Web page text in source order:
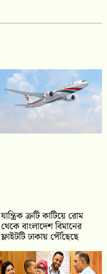
যান্ত্রিক ত্রুটি কাটিয়ে রোম
থেকে বাংলাদেশ বিমানের
ফ্লাইটটি ঢাকায় পৌঁছেছে